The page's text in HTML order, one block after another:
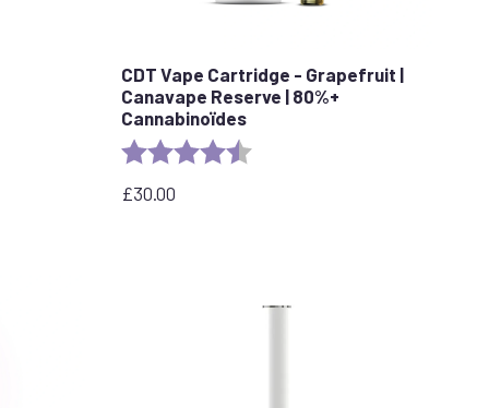
CDT Vape Cartridge - Grapefruit |
Canavape Reserve | 80%+
Cannabinoïdes
Rating:
£30.00